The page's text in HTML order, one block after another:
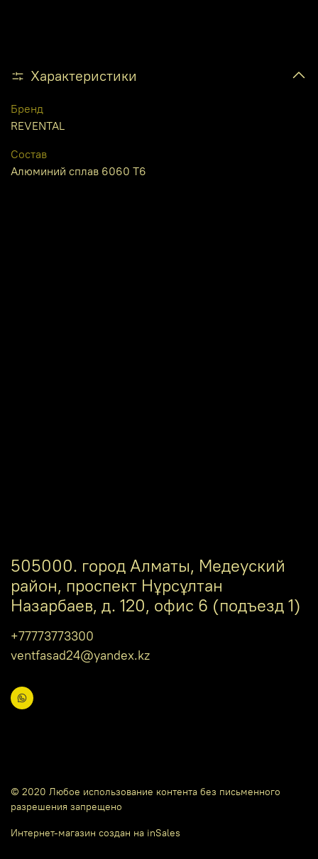
Характеристики
Бренд
REVENTAL
Состав
Алюминий сплав 6060 Т6
505000. город Алматы, Медеуский
район, проспект Нұрсұлтан
Назарбаев, д. 120, офис 6 (подъезд 1)
+77773773300
ventfasad24@yandex.kz
© 2020 Любое использование контента без письменного
разрешения запрещено
Интернет-магазин создан на inSales